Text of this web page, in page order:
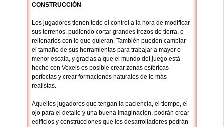
CONSTRUCCIÓN
Los jugadores tienen todo el control a la hora de modificar
sus terrenos, pudiendo cortar grandes trozos de tierra, o
rellenarlos con lo que quieran. También pueden cambiar
el tamaño de sus herramientas para trabajar a mayor o
menor escala, y gracias a que el mundo del juego está
hecho con Voxels es posible crear zonas esféricas
perfectas y crear formaciones naturales de lo más
realistas.
Aquellos jugadores que tengan la paciencia, el tiempo, el
ojo para el detalle y una buena imaginación, podrán crear
edificios y construcciones que los desarrolladores podrán